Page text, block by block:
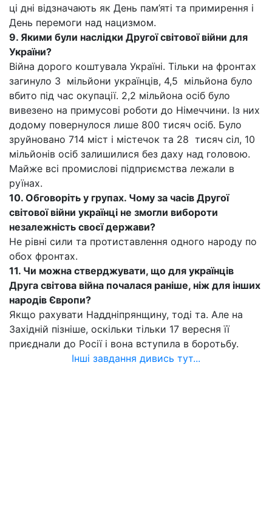
ці дні відзначають як День пам’яті та примирення і
День перемоги над нацизмом.
9. Якими були наслідки Другої світової війни для
України?
Війна дорого коштувала Україні. Тільки на фронтах
загинуло 3 мільйони українців, 4,5 мільйона було
вбито під час окупації. 2,2 мільйона осіб було
вивезено на примусові роботи до Німеччини. Із них
додому повернулося лише 800 тисяч осіб. Було
зруйновано 714 міст і містечок та 28 тисяч сіл, 10
мільйонів осіб залишилися без даху над головою.
Майже всі промислові підприємства лежали в
руїнах.
10. Обговоріть у групах. Чому за часів Другої
світової війни українці не змогли вибороти
незалежність своєї держави?
Не рівні сили та протиставлення одного народу по
обох фронтах.
11. Чи можна стверджувати, що для українців
Друга світова війна почалася раніше, ніж для інших
народів Європи?
Якщо рахувати Наддніпрянщину, тоді та. Але на
Західній пізніше, оскільки тільки 17 вересня її
приєднали до Росії і вона вступила в боротьбу.
Інші завдання дивись тут...